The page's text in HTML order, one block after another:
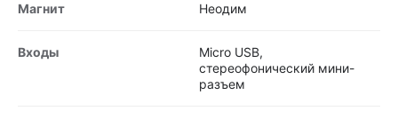
Магнит Неодим
Входы
Micro USB,
стереофонический мини-
разъем